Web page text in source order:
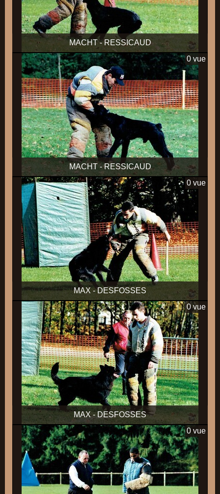
MACHT - RESSICAUD
MACHT - RESSICAUD
0 vue
MAX - DESFOSSES
0 vue
MAX - DESFOSSES
0 vue
0 vue